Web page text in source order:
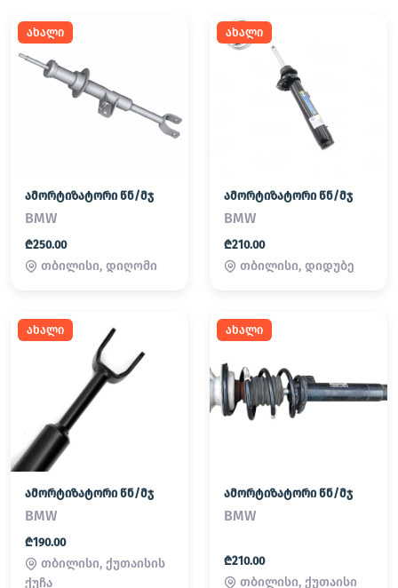
ახალი
ამორტიზატორი წნ/მჯ
BMW
₾250.00
თბილისი, დიღომი
ახალი
ამორტიზატორი წნ/მჯ
BMW
₾210.00
თბილისი, დიდუბე
ახალი
ამორტიზატორი წნ/მჯ
BMW
₾190.00
თბილისი, ქუთაისის
ქუჩა
ახალი
ამორტიზატორი წნ/მჯ
BMW
₾210.00
თბილისი, ქუთაისი